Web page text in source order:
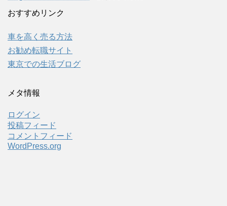
おすすめリンク
車を高く売る方法
お勧め転職サイト
東京での生活ブログ
メタ情報
ログイン
投稿フィード
コメントフィード
WordPress.org